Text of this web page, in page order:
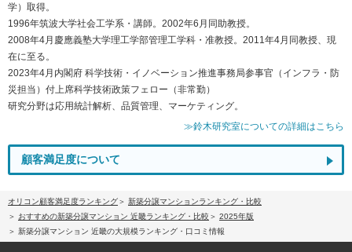
学）取得。
1996年筑波大学社会工学系・講師。2002年6月同助教授。
2008年4月慶應義塾大学理工学部管理工学科・准教授。2011年4月同教授、現
在に至る。
2023年4月内閣府 科学技術・イノベーション推進事務局参事官（インフラ・防
災担当）付上席科学技術政策フェロー（非常勤）
研究分野は応用統計解析、品質管理、マーケティング。
≫鈴木研究室についての詳細はこちら
顧客満足度について
オリコン顧客満足度ランキング
新築分譲マンションランキング・比較
おすすめの新築分譲マンション 近畿ランキング・比較
2025年版
新築分譲マンション 近畿の大規模ランキング・口コミ情報